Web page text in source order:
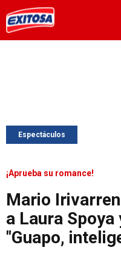
Espectáculos
¡Aprueba su romance!
Mario
a Laura Spoya
"Guapo,